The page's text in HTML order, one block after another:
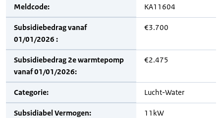
Meldcode: KA11604
Subsidiebedrag vanaf
01/01/2026 :
€3.700
Subsidiebedrag 2e warmtepomp
vanaf 01/01/2026:
€2.475
Categorie: Lucht-Water
Subsidiabel Vermogen: 11kW